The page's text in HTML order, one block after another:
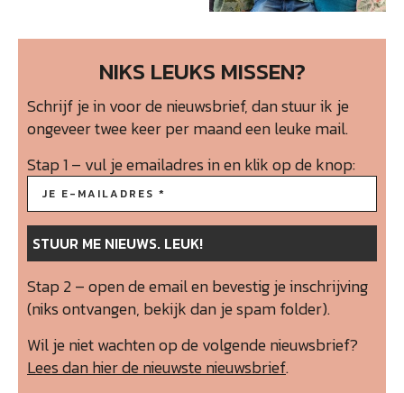
NIKS LEUKS MISSEN?
Schrijf je in voor de nieuwsbrief, dan stuur ik je
ongeveer twee keer per maand een leuke mail.
Stap 1 – vul je emailadres in en klik op de knop:
Stap 2 – open de email en bevestig je inschrijving
(niks ontvangen, bekijk dan je spam folder).
Wil je niet wachten op de volgende nieuwsbrief?
Lees dan hier de nieuwste nieuwsbrief.